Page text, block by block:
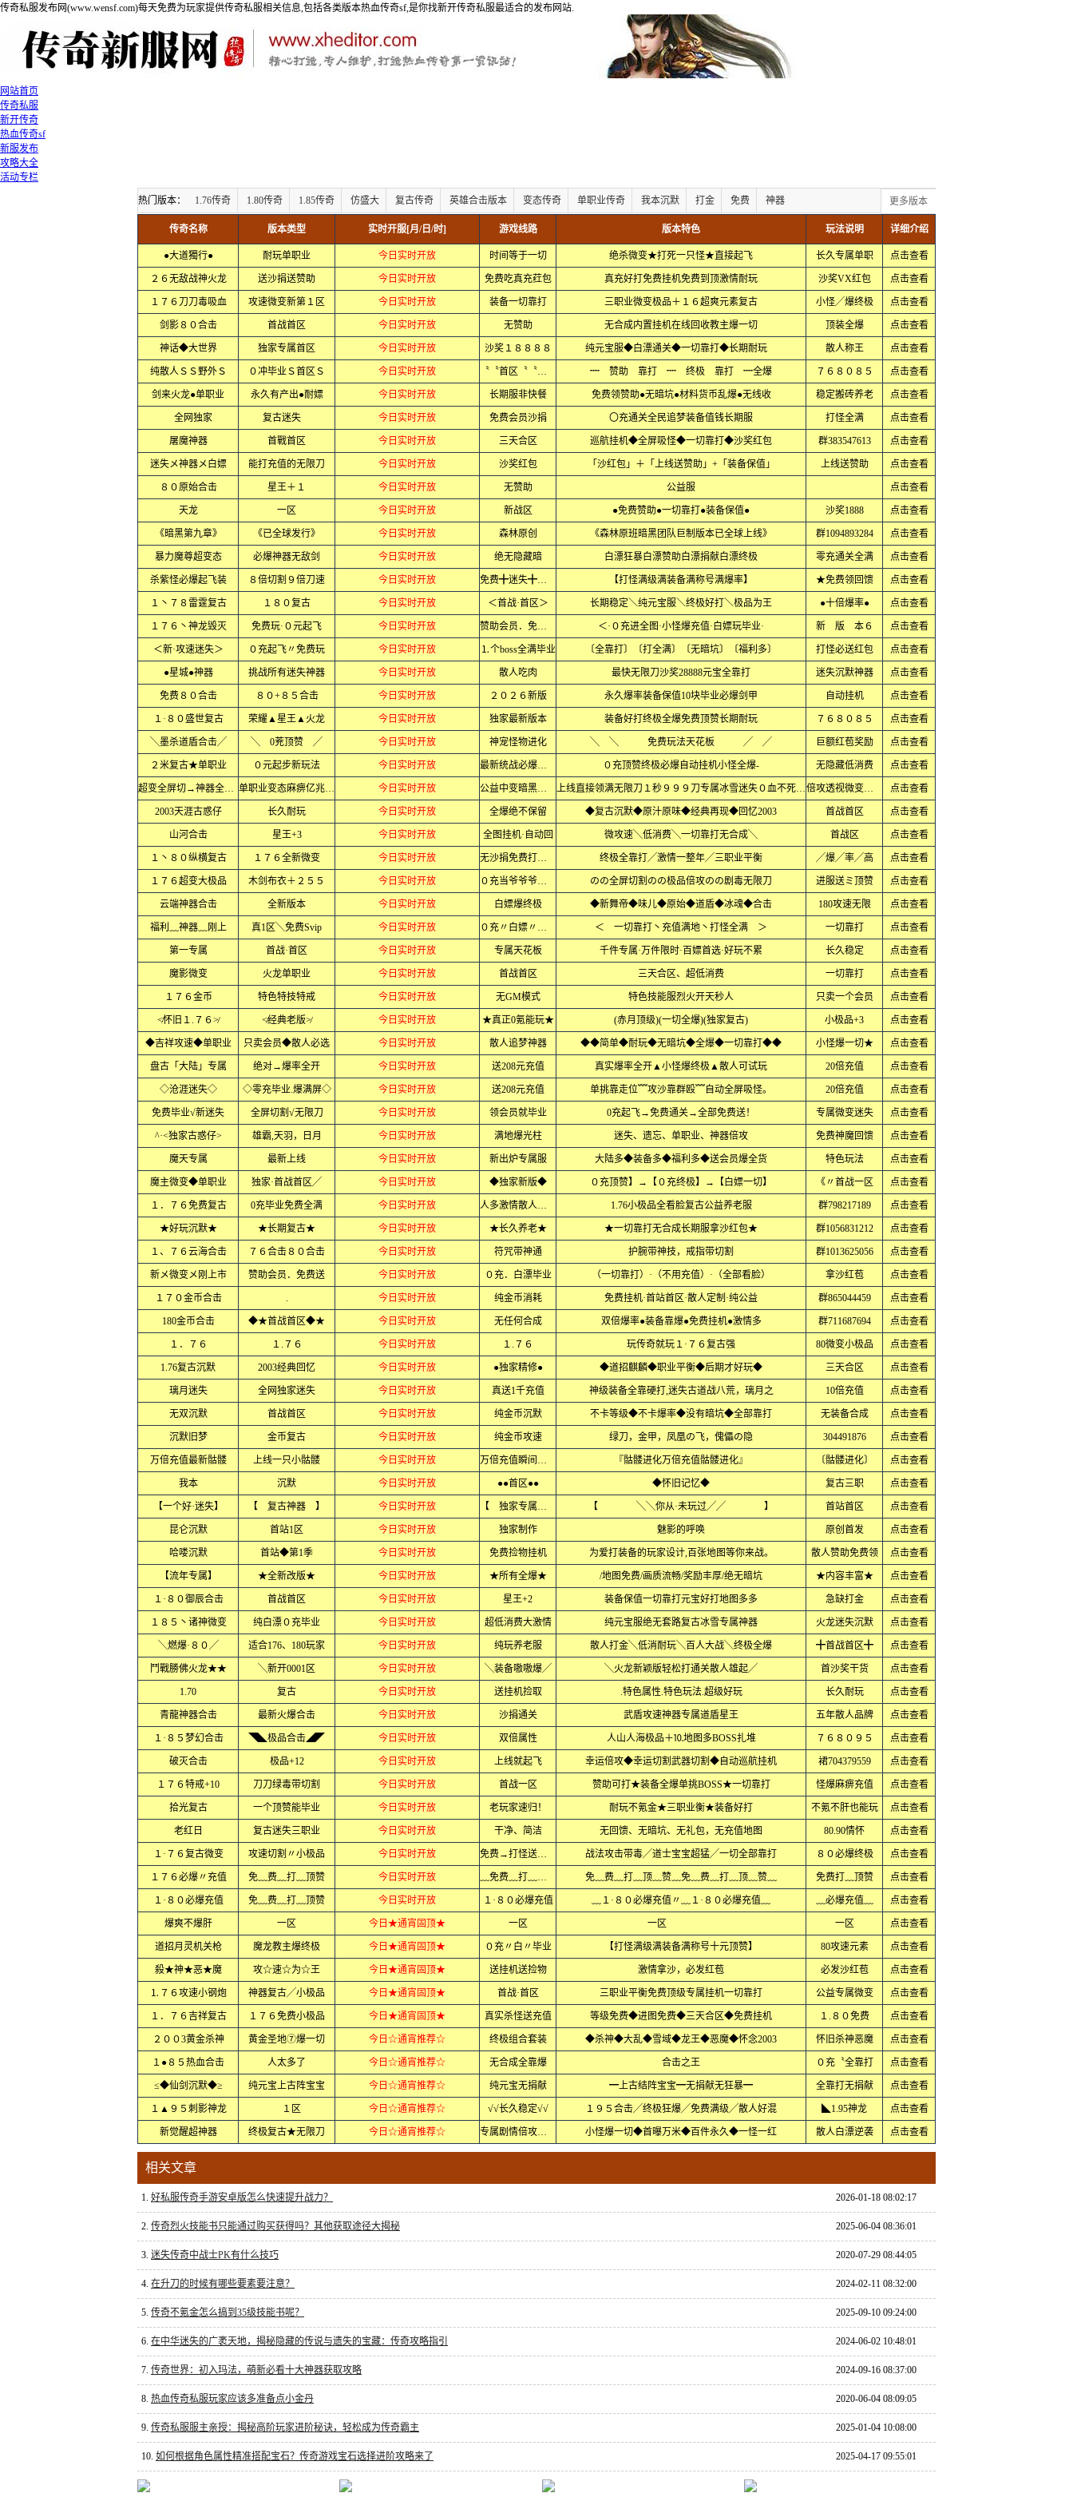
传奇私服发布网(www.wensf.com)每天免费为玩家提供传奇私服相关信息,包括各类版本热血传奇sf,是你找新开传奇私服最适合的发布网站.
网站首页
传奇私服
新开传奇
热血传奇sf
新服发布
攻略大全
活动专栏
热门版本： 1.76传奇 1.80传奇 1.85传奇 仿盛大 复古传奇 英雄合击版本 变态传奇 单职业传奇 我本沉默 打金 免费 神器 更多版本
传奇名称 版本类型 实时开服[月/日/时] 游戏线路 版本特色 玩法说明 详细介绍
●大道獨行● 耐玩单职业 今日实时开放 时间等于一切 绝杀微变★打死一只怪★直接起飞 长久专属单职 点击查看
２６无敌战神火龙 送沙捐送赞助 今日实时开放 免费吃真充荭包 真充好打免费挂机免费到顶激情耐玩 沙奖VX红包 点击查看
１７６刀刀毒吸血 攻速微变新第１区 今日实时开放 装备一切靠打 三职业微变极品＋１６超爽元素复古 小怪╱爆终极 点击查看
剑影８０合击 首战首区 今日实时开放 无赞助 无合成内置挂机在线回收教主爆一切 顶装全爆 点击查看
神话◆大世界 独家专属首区 今日实时开放 沙奖１８８８８ 纯元宝服◆白漂通关◆一切靠打◆长期耐玩 散人称王 点击查看
纯散人ＳＳ野外Ｓ ０冲毕业Ｓ首区Ｓ 今日实时开放 〝〝首区〝〝全爆 ┉ 赞助 靠打 ┉ 终极 靠打 ┉全爆 ７６８０８５ 点击查看
剑来火龙●单职业 永久有产出●耐嫖 今日实时开放 长期服非快餐 免费领赞助●无暗坑●材料货币乱爆●无线收 稳定搬砖养老 点击查看
全网独家 复古迷失 今日实时开放 免费会员沙捐 〇充通关全民追梦装备值钱长期服 打怪全满 点击查看
屠魔神器 首戰首区 今日实时开放 三天合区 巡航挂机◆全屏吸怪◆一切靠打◆沙奖红包 群383547613 点击查看
迷失メ神器メ白嫖 能打充值的无限刀 今日实时开放 沙奖红包 「沙红包」＋「上线送赞助」+「装备保值」 上线送赞助 点击查看
８０原始合击 星王＋１ 今日实时开放 无赞助 公益服 点击查看
天龙 一区 今日实时开放 新战区 ●免费赞助●一切靠打●装备保值● 沙奖1888 点击查看
《暗黑第九章》 《已全球发行》 今日实时开放 森林原创 《森林原班暗黑团队巨制版本已全球上线》 群1094893284 点击查看
暴力魔尊超变态 必爆神器无敌剑 今日实时开放 绝无隐藏暗 白漂狂暴白漂赞助白漂捐献白漂终极 零充通关全满 点击查看
杀紫怪必爆起飞装 ８倍切割９倍刀速 今日实时开放 免费╋迷失╋神器 【打怪满级满装备满称号满爆率】 ★免费领回馈 点击查看
１丶７８雷霆复古 １８０复古 今日实时开放 ＜首战·首区＞ 长期稳定＼纯元宝服＼终极好打＼极品为王 ●十倍爆率● 点击查看
１７６丶神龙毁灭 免费玩·０元起飞 今日实时开放 赞助会员．免费领 ＜·０充进全图·小怪爆充值·白嫖玩毕业· 新 版 本６ 点击查看
＜新·攻速迷失＞ ０充起飞〃免费玩 今日实时开放 ⒈个boss全满毕业 〔全靠打〕〔打全满〕〔无暗坑〕〔福利多〕 打怪必送红包 点击查看
●星城●神器 挑战所有迷失神器 今日实时开放 散人吃肉 最快无限刀沙奖28888元宝全靠打 迷失沉默神器 点击查看
免费８０合击 ８０+８５合击 今日实时开放 ２０２６新版 永久爆率装备保值10块毕业必爆剑甲 自动挂机 点击查看
１·８０盛世复古 荣耀▲星王▲火龙 今日实时开放 独家最新版本 装备好打终极全爆免费顶赞长期耐玩 ７６８０８５ 点击查看
╲墨杀道盾合击╱ ╲ 0茺顶赞 ╱ 今日实时开放 神宠怪物进化 ╲ ╲ 免费玩法天花板 ╱ ╱ 巨额红苞奖励 点击查看
２米复古★单职业 ０元起步新玩法 今日实时开放 最新统战必爆终极 ０充顶赞终极必爆自动挂机小怪全爆- 无隐藏低消费 点击查看
超变全屏切→神器全屏乱炸 单职业变态麻痹亿兆爆率 今日实时开放 公益中变暗黑忘忧 上线直接领满无限刀１秒９９９刀专属冰雪迷失０血不死大极品 倍攻透视微变火龙 点击查看
2003天涯古惑仔 长久耐玩 今日实时开放 全爆绝不保留 ◆复古沉默◆原汁原味◆经典再现◆回忆2003 首战首区 点击查看
山河合击 星王+3 今日实时开放 全图挂机·自动回 微攻速╲低消费╲一切靠打无合成╲ 首战区 点击查看
１丶８０纵横复古 １７６全新微变 今日实时开放 无沙捐免费打充值 终极全靠打╱激情一整年╱三职业平衡 ╱爆╱率╱高 点击查看
１７６超变大极品 木剑布衣＋２５５ 今日实时开放 ０充当爷爷爷爷爷 のの全屏切割のの极品倍攻のの剧毒无限刀 进服送ミ顶赞 点击查看
云端神器合击 全新版本 今日实时开放 白嫖爆终极 ◆新舞帝◆味儿◆原始◆道盾◆冰魂◆合击 180攻速无限 点击查看
福利﹏神器﹏刚上 真1区╲免费Svip 今日实时开放 ０充〃白嫖〃毕业 ＜ 一切靠打丶充值满地丶打怪全满 ＞ 一切靠打 点击查看
第一专属 首战·首区 今日实时开放 专属天花板 千件专属·万件限时·百嫖首选·好玩不累 长久稳定 点击查看
魔影微变 火龙单职业 今日实时开放 首战首区 三天合区、超低消费 一切靠打 点击查看
１７６金币 特色特技特戒 今日实时开放 无GM模式 特色技能服烈火开天秒人 只卖一个会员 点击查看
≮怀旧１.７６≯ ≮经典老版≯ 今日实时开放 ★真正0氪能玩★ (赤月顶级)(一切全爆)(独家复古) 小极品+3 点击查看
◆吉祥攻速◆单职业 只卖会员◆散人必选 今日实时开放 散人追梦神器 ◆◆简单◆耐玩◆无暗坑◆全爆◆一切靠打◆◆ 小怪爆一切★ 点击查看
盘古「大陆」专属 绝对→爆率全开 今日实时开放 送208元充值 真实爆率全开▲小怪爆终极▲散人可试玩 20倍充值 点击查看
◇沧涯迷失◇ ◇零充毕业.爆满屏◇ 今日实时开放 送208元充值 单挑靠走位﹌攻沙靠群殴﹌自动全屏吸怪。 20倍充值 点击查看
免费毕业√新迷失 全屏切割√无限刀 今日实时开放 领会员就毕业 0充起飞→免费通关→全部免费送！ 专属微变迷失 点击查看
^·<独家古惑仔> 雄霸,天羽，日月 今日实时开放 满地爆光柱 迷失、遗忘、单职业、神器倍攻 免费神魔回馈 点击查看
魔天专属 最新上线 今日实时开放 新出炉专属服 大陆多◆装备多◆福利多◆送会员爆全货 特色玩法 点击查看
魔主微变◆单职业 独家·首战首区╱ 今日实时开放 ◆独家新版◆ ０充顶赞】→【０充终极】→【白嫖一切】 《〃首战一区 点击查看
１．７６免费复古 0充毕业免费全满 今日实时开放 人多激情散人必赚 1.76小极品全看脸复古公益养老服 群798217189 点击查看
★好玩沉默★ ★长期复古★ 今日实时开放 ★长久养老★ ★一切靠打无合成长期服拿沙红包★ 群1056831212 点击查看
１、７６云海合击 ７６合击８０合击 今日实时开放 符咒带神通 护腕带神技，戒指带切割 群1013625056 点击查看
新メ微变メ刚上市 赞助会员．免费送 今日实时开放 ０充．白漂毕业 （一切靠打）·（不用充值）·（全部看脸） 拿沙红苞 点击查看
１７０金币合击 . 今日实时开放 纯金币消耗 免费挂机·首站首区·散人定制·纯公益 群865044459 点击查看
180金币合击 ◆★首战首区◆★ 今日实时开放 无任何合成 双倍爆率●装备靠爆●免费挂机●激情多 群711687694 点击查看
１．７６ １.７６ 今日实时开放 １.７６ 玩传奇就玩１·７６复古强 80微变小极品 点击查看
1.76复古沉默 2003经典回忆 今日实时开放 ●独家精修● ◆道招麒麟◆职业平衡◆后期才好玩◆ 三天合区 点击查看
璃月迷失 全网独家迷失 今日实时开放 真送1千充值 神级装备全靠硬打,迷失古道战八荒，璃月之 10倍充值 点击查看
无双沉默 首战首区 今日实时开放 纯金币沉默 不卡等级◆不卡爆率◆没有暗坑◆全部靠打 无装备合成 点击查看
沉默旧梦 金币复古 今日实时开放 纯金币攻速 绿刀，金甲，凤凰の飞，傀儡の隐 304491876 点击查看
万倍充值最新骷髅 上线一只小骷髅 今日实时开放 万倍充值瞬间起飞 『骷髅进化万倍充值骷髅进化』 〔骷髅进化〕 点击查看
我本 沉默 今日实时开放 ●●首区●● ◆怀旧记忆◆ 复古三职 点击查看
【一个好·迷失】 【 复古神器 】 今日实时开放 【 独家专属 】 【 ╲╲你从·未玩过╱╱ 】 首站首区 点击查看
昆仑沉默 首站1区 今日实时开放 独家制作 魅影的呼唤 原创首发 点击查看
哈喽沉默 首站◆第1季 今日实时开放 免费捡物挂机 为爱打装备的玩家设计,百张地图等你来战。 散人赞助免费领 点击查看
【流年专属】 ★全新改版★ 今日实时开放 ★所有全爆★ /地图免费/画质流畅/奖励丰厚/绝无暗坑 ★内容丰富★ 点击查看
１·８０御辰合击 首战首区 今日实时开放 星王+2 装备保值一切靠打元宝好打地图多多 急缺打金 点击查看
１８５丶诸神微变 纯白漂０充毕业 今日实时开放 超低消费大激情 纯元宝服绝无套路复古冰雪专属神器 火龙迷失沉默 点击查看
╲燃爆·８０╱ 适合176、180玩家 今日实时开放 纯玩养老服 散人打金╲低消耐玩╲百人大战╲终极全爆 ╋首战首区╋ 点击查看
鬥戰勝佛火龙★★ ╲新开0001区 今日实时开放 ╲装备嗷嗷爆╱ ╲火龙新颖版轻松打通关散人雄起╱ 首沙奖干货 点击查看
1.70 复古 今日实时开放 送挂机捡取 .特色属性.特色玩法.超级好玩 长久耐玩 点击查看
青龍神器合击 最新火爆合击 今日实时开放 沙捐通关 武盾攻速神器专属道盾星王 五年散人品牌 点击查看
１·８５梦幻合击 ◥◣极品合击◢◤ 今日实时开放 双倍属性 人山人海极品＋⒑地图多BOSS扎堆 ７６８０９５ 点击查看
破灭合击 极品+12 今日实时开放 上线就起飞 幸运倍攻◆幸运切割武器切割◆自动巡航挂机 裙704379559 点击查看
１７６特戒+10 刀刀绿毒带切割 今日实时开放 首战一区 赞助可打★装备全爆单挑BOSS★一切靠打 怪爆麻痹充值 点击查看
拾光复古 一个顶赞能毕业 今日实时开放 老玩家速归！ 耐玩不氪金★三职业衡★装备好打 不氪不肝也能玩 点击查看
老红日 复古迷失三职业 今日实时开放 干净、简洁 无回馈、无暗坑、无礼包，无充值地图 80.90情怀 点击查看
１·７６复古微变 攻速切割〃小极品 今日实时开放 免费→打怪送全满 战法攻击带毒╱道士宝宝超猛╱一切全部靠打 ８０必爆终极 点击查看
１７６必爆〃充值 免﹏费﹏打﹏顶赞 今日实时开放 ﹏免费﹏打﹏顶赞 免﹏费﹏打﹏顶﹏赞﹏免﹏费﹏打﹏顶﹏赞﹏ 免费打﹏顶赞 点击查看
１·８０必爆充值 免﹏费﹏打﹏顶赞 今日实时开放 １·８０必爆充值 ﹏１·８０必爆充值〃﹏１·８０必爆充值﹏ ﹏必爆充值﹏ 点击查看
爆爽不爆肝 一区 今日★通宵固顶★ 一区 一区 一区 点击查看
道招月灵机关枪 魔龙教主爆终极 今日★通宵固顶★ ０充〃白〃毕业 【打怪满级满装备满称号十元顶赞】 80攻速元素 点击查看
殺★神★恶★魔 攻☆速☆为☆王 今日★通宵固顶★ 送挂机送捡物 激情拿沙，必发红苞 必发沙红苞 点击查看
⒈７６攻速小钢炮 神器复古╱小极品 今日★通宵固顶★ 首战·首区 三职业平衡免费顶级专属挂机一切靠打 公益专属微变 点击查看
１．７６吉祥复古 １７６免费小极品 今日★通宵固顶★ 真实杀怪送充值 等级免费◆进图免费◆三天合区◆免费挂机 １.８０免费 点击查看
２００3黄金杀神 黄金圣地⑦爆一切 今日☆通宵推荐☆ 终极组合套装 ◆杀神◆大乱◆雪域◆龙王◆恶魔◆怀念2003 怀旧杀神恶魔 点击查看
１●８５热血合击 人太多了 今日☆通宵推荐☆ 无合成全靠爆 合击之王 ０充〝全靠打 点击查看
≤◆仙剑沉默◆≥ 纯元宝上古阵宝宝 今日☆通宵推荐☆ 纯元宝无捐献 ━上古结阵宝宝━无捐献无狂暴━ 全靠打无捐献 点击查看
１▲９５刺影神龙 １区 今日☆通宵推荐☆ √√长久稳定√√ １９５合击╱终极狂爆╱免费满级╱散人好混 ◣1.95神龙 点击查看
新觉醒超神器 终极复古★无限刀 今日☆通宵推荐☆ 专属剧情倍攻迷失 小怪爆一切◆首曝万米◆百件永久◆一怪一红 散人白漂逆袭 点击查看
相关文章
1. 好私服传奇手游安卓版怎么快速提升战力？ 2026-01-18 08:02:17
2. 传奇烈火技能书只能通过购买获得吗？其他获取途径大揭秘 2025-06-04 08:36:01
3. 迷失传奇中战士PK有什么技巧 2020-07-29 08:44:05
4. 在升刀的时候有哪些要素要注意？ 2024-02-11 08:32:00
5. 传奇不氪金怎么搞到35级技能书呢？ 2025-09-10 09:24:00
6. 在中华迷失的广袤天地，揭秘隐藏的传说与遗失的宝藏：传奇攻略指引 2024-06-02 10:48:01
7. 传奇世界：初入玛法，萌新必看十大神器获取攻略 2024-09-16 08:37:00
8. 热血传奇私服玩家应该多准备点小金丹 2020-06-04 08:09:05
9. 传奇私服服主亲授：揭秘高阶玩家进阶秘诀，轻松成为传奇霸主 2025-01-04 10:08:00
10. 如何根据角色属性精准搭配宝石？传奇游戏宝石选择进阶攻略来了 2025-04-17 09:55:01